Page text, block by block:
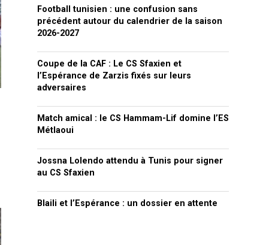
Football tunisien : une confusion sans
précédent autour du calendrier de la saison
2026-2027
Coupe de la CAF : Le CS Sfaxien et
l’Espérance de Zarzis fixés sur leurs
adversaires
Match amical : le CS Hammam-Lif domine l’ES
Métlaoui
Jossna Lolendo attendu à Tunis pour signer
au CS Sfaxien
Blaili et l’Espérance : un dossier en attente